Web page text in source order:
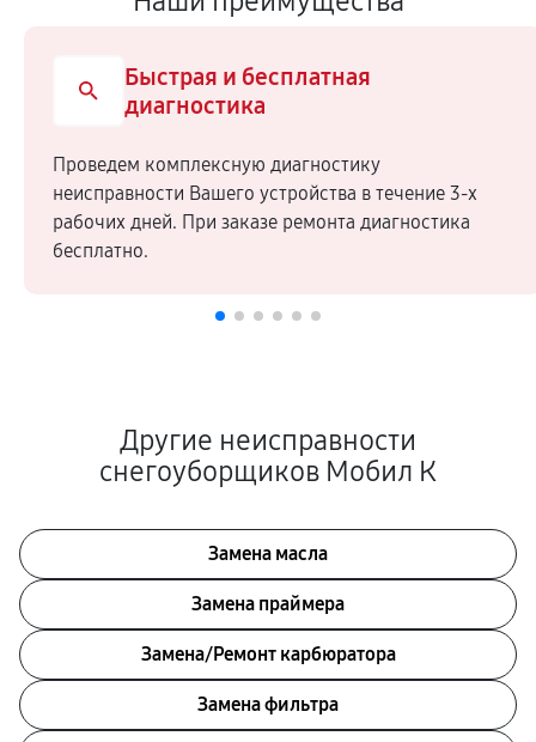
Быстрая и бесплатная
диагностика
Проведем комплексную диагностику
неисправности Вашего устройства в течение 3-х
рабочих дней. При заказе ремонта диагностика
бесплатно.
Другие неисправности
снегоуборщиков Мобил К
Замена масла
Замена праймера
Замена/Pемонт карбюратора
Замена фильтра